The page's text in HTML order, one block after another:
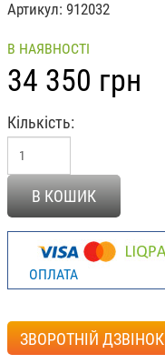
Артикул 912032
В НАЯВНОСТІ
34 350 грн
Кількість
В КОШИК
ОПЛАТА
ЗВОРОТНІЙ ДЗВІНОК